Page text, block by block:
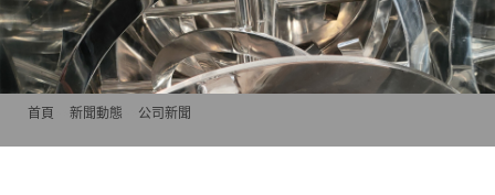
首頁 新聞動態 公司新聞